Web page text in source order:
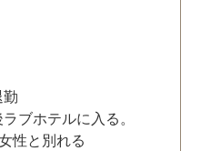
ブホテルに入る。
性と別れる